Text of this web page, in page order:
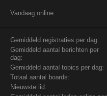
Vandaag online:
Gemiddeld registraties per dag:
Gemiddeld aantal berichten per
dag:
Gemiddeld aantal topics per dag:
Totaal aantal boards:
Nieuwste lid: